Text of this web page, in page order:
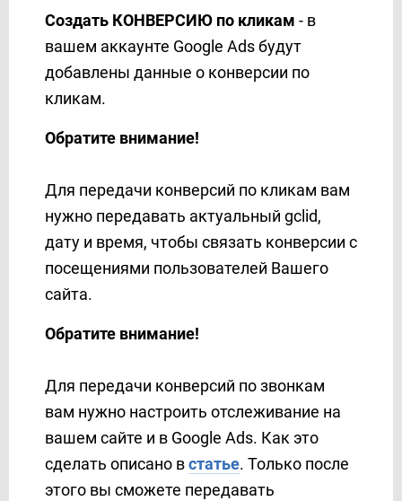
Omnicell
OneBox
Ontraport
Opencart
Prom
Reply.io
Resend
RO App
Rows
Rozetka
Создать КОНВЕРСИЮ по кликам - в
вашем аккаунте Google Ads будут
добавлены данные о конверсии по
кликам.
Обратите внимание!
Для передачи конверсий по кликам вам
нужно передавать актуальный gclid,
дату и время, чтобы связать конверсии с
посещениями пользователей Вашего
сайта.
Обратите внимание!
Для передачи конверсий по звонкам
вам нужно настроить отслеживание на
вашем сайте и в Google Ads. Как это
сделать описано встатье. Только после
этого вы сможете передавать